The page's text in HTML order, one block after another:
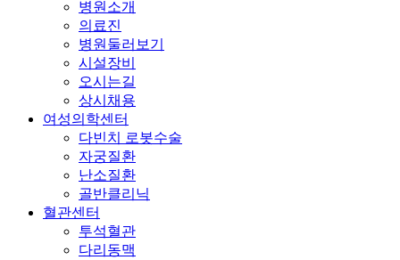
병원소개
의료진
병원둘러보기
시설장비
오시는길
상시채용
여성의학센터
다빈치 로봇수술
자궁질환
난소질환
골반클리닉
혈관센터
투석혈관
다리동맥